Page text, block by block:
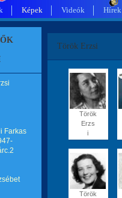
Képek Videók Hírek
Farkas
Török Erzsi
Török
Erzs
i
Török